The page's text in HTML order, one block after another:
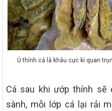
Ủ thính cá là khâu cực kì quan
Cá sau khi ướp thính
sành, mỗi lớp cá lại rải